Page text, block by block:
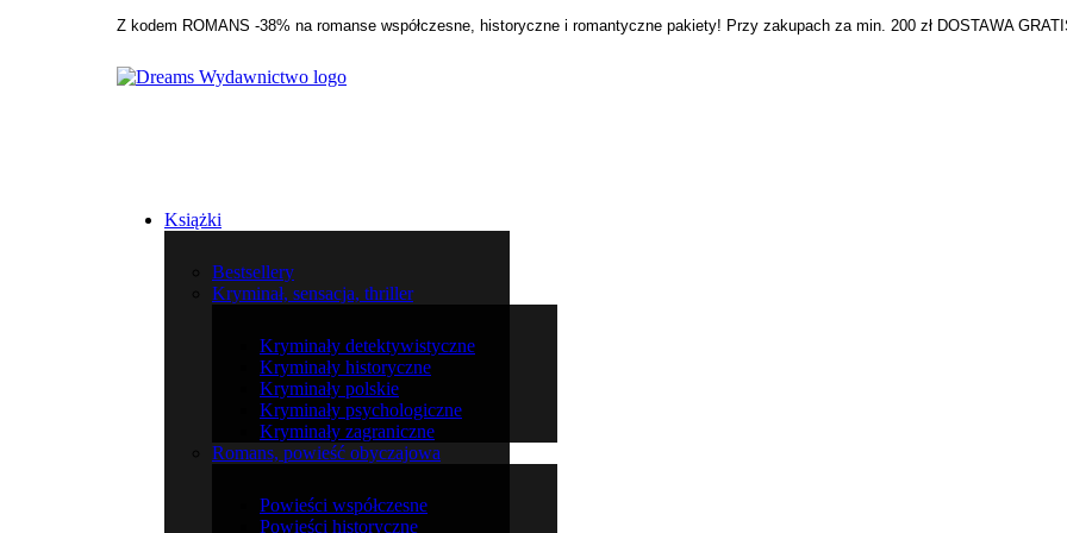
Z kodem ROMANS -38% na romanse współczesne, historyczne i romantyczne pakiety! Przy zakupach za min. 200 zł DOSTAWA
Książki
Bestsellery
Kryminał, sensacja, thriller
Kryminały detektywistyczne
Kryminały historyczne
Kryminały polskie
Kryminały psychologiczne
Kryminały zagraniczne
Romans, powieść obyczajowa
Powieści współczesne
Powieści historyczne